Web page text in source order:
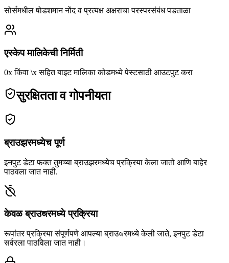
सोर्समधील षोडशमान नोंद व प्रत्यक्ष अक्षराचा परस्परसंबंध पडताळा
एस्केप मालिकेची निर्मिती
0x किंवा \x सहित बाइट मालिका कोडमध्ये पेस्टसाठी आउटपुट करा
सुरक्षितता व गोपनीयता
ब्राउझरमध्येच पूर्ण
इनपुट डेटा फक्त तुमच्या ब्राउझरमध्येच प्रक्रिया केला जातो आणि बाहेर
पाठवला जात नाही.
केवळ ब्राउজरमध्ये प्रक्रिया
रूपांतर प्रक्रिया संपूर्णपणे आपल्या ब्राउজरमध्ये केली जाते, इनपुट डेटा
सर्वरला पाठविला जात नाही।